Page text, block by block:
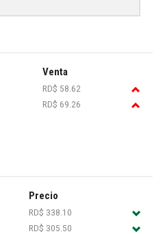
Venta
RD$ 58.62
RD$ 69.26
Precio
RD$ 338.10
RD$ 305.50